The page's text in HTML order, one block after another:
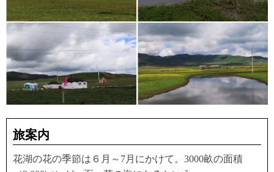
旅案内
花湖の花の季節は６月～7月にかけて。3000畝の面積